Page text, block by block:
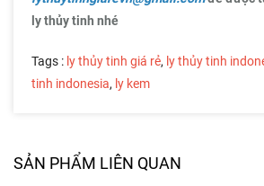
ly thủy tinh nhé
Tags : ly thủy tinh giá rẻ, ly thủy tinh
tinh indonesia, ly kem
SẢN PHẨM LIÊN QUAN